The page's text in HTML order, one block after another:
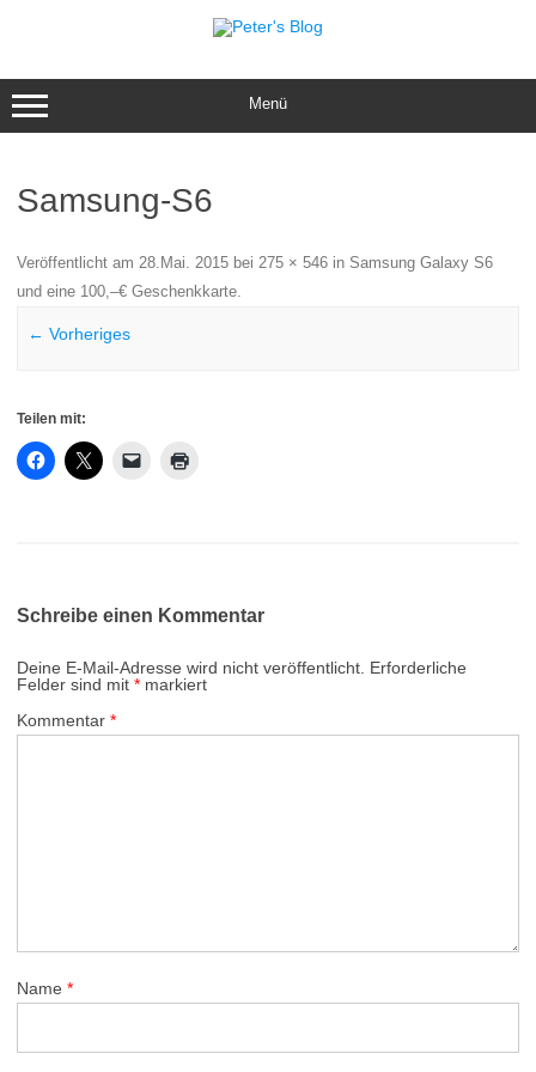
Menü
Samsung-S6
Veröffentlicht am 28.Mai. 2015 bei 275 × 546 in Samsung Galaxy S6
und eine 100,–€ Geschenkkarte.
← Vorheriges
Teilen mit:
Schreibe einen Kommentar
Deine E-Mail-Adresse wird nicht veröffentlicht. Erforderliche
Felder sind mit * markiert
Kommentar *
Name *